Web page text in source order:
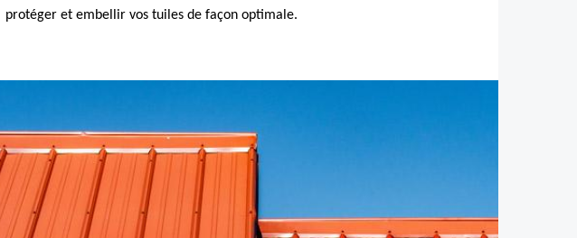
protéger et embellir vos tuiles de façon optimale.